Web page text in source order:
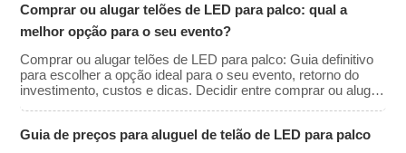
painéis tenham diminuído ligeiramente devido à eficiência de
fabricação, a demanda por resoluções mais altas (4K/8K […]
Comprar ou alugar telões de LED para palco: qual a
melhor opção para o seu evento?
Comprar ou alugar telões de LED para palco: Guia definitivo
para escolher a opção ideal para o seu evento, retorno do
investimento, custos e dicas. Decidir entre comprar ou alugar
produtora pode assumir. É o clássico investimento de capital
Guia de preços para aluguel de telão de LED para palco